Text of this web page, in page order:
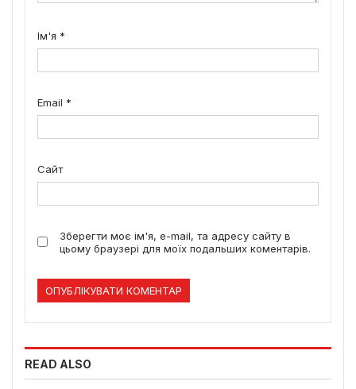
Ім'я *
Email *
Сайт
Зберегти моє ім'я, e-mail, та адресу сайту в
цьому браузері для моїх подальших коментарів.
READ ALSO